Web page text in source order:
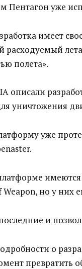
Пентагон уже
имеет
расходуемый
полета».
описали
уничтожения
уже
но у них
и
о
превратить